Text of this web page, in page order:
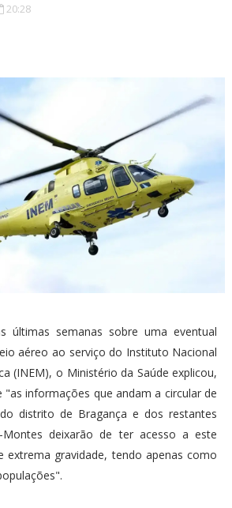
20:28
últimas semanas sobre uma eventual
aéreo ao serviço do Instituto Nacional
(INEM), o Ministério da Saúde explicou,
informações que andam a circular de
distrito de Bragança e dos restantes
Montes deixarão de ter acesso a este
extrema gravidade, tendo apenas como